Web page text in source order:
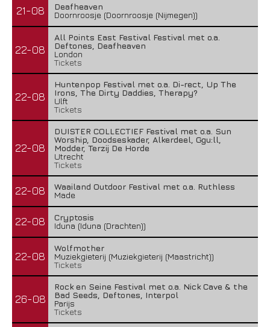
21-08
Deafheaven
Doornroosje (Doornroosje (Nijmegen))
22-08
All Points East Festival Festival met o.a.
Deftones, Deafheaven
London
Tickets
22-08
Huntenpop Festival met o.a. Di-rect, Up The
Irons, The Dirty Daddies, Therapy?
Ulft
Tickets
22-08
DUISTER COLLECTIEF Festival met o.a. Sun
Worship, Doodseskader, Alkerdeel, Ggu:ll,
Modder, Terzij De Horde
Utrecht
Tickets
22-08
Waailand Outdoor Festival met o.a. Ruthless
Made
22-08
Cryptosis
Iduna (Iduna (Drachten))
22-08
Wolfmother
Muziekgieterij (Muziekgieterij (Maastricht))
Tickets
26-08
Rock en Seine Festival met o.a. Nick Cave & the
Bad Seeds, Deftones, Interpol
Parijs
Tickets